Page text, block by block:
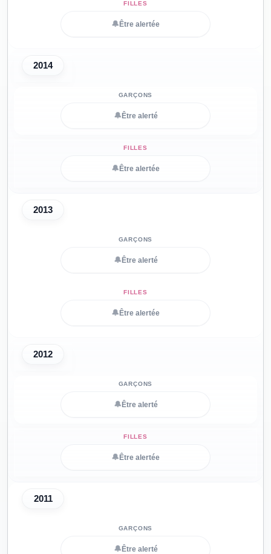
🔔 Être alertée
2014
🔔 Être alerté
🔔 Être alertée
2013
🔔 Être alerté
🔔 Être alertée
2012
🔔 Être alerté
🔔 Être alertée
2011
🔔 Être alerté